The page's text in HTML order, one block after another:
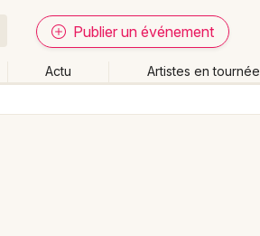
Publier un événement
Actu Artistes en tournée